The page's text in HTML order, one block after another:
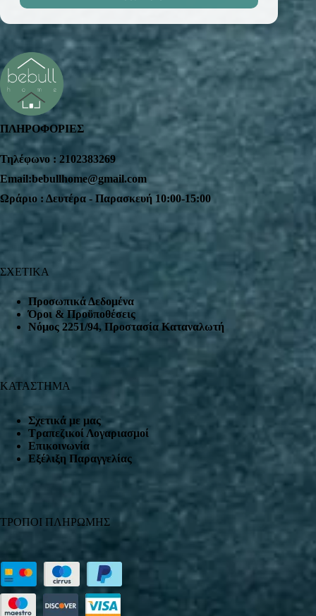
ΠΛΗΡΟΦΟΡΙΕΣ
Τηλέφωνο : 2102383269
Email:bebullhome@gmail.com
Ωράριο : Δευτέρα - Παρασκευή 10:00-15:00
ΣΧΕΤΙΚΑ
Προσωπικά Δεδομένα
Όροι & Προϋποθέσεις
Nόμος 2251/94, Προστασία Καταναλωτή
ΚΑΤΑΣΤΗΜΑ
Σχετικά με μας
Τραπεζικοί Λογαριασμοί
Επικοινωνία
Εξέλιξη Παραγγελίας
ΤΡΟΠΟΙ ΠΛΗΡΩΜΗΣ